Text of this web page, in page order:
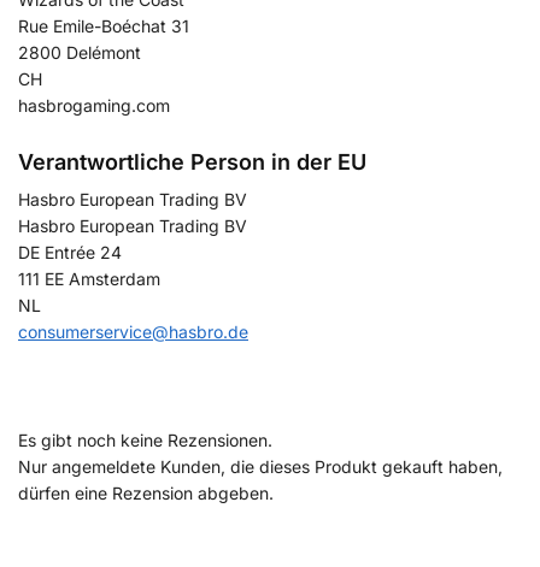
Rue Emile-Boéchat 31
2800 Delémont
CH
hasbrogaming.com
Verantwortliche Person in der EU
Hasbro European Trading BV
Hasbro European Trading BV
DE Entrée 24
111 EE Amsterdam
NL
consumerservice@hasbro.de
Es gibt noch keine Rezensionen.
Nur angemeldete Kunden, die dieses Produkt gekauft haben,
dürfen eine Rezension abgeben.